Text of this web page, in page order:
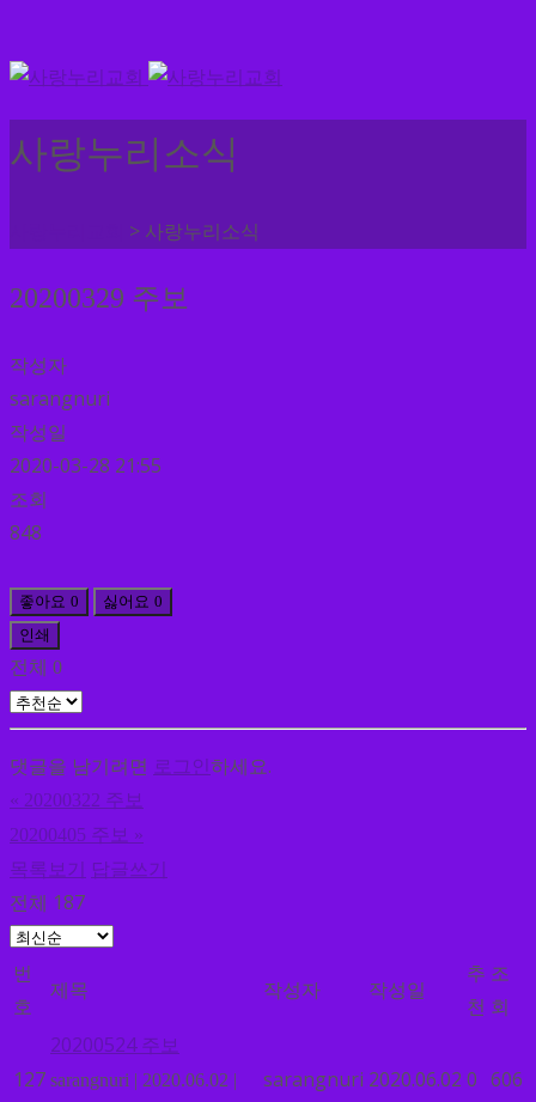
사랑누리소식
> 사랑누리소식
20200329 주보
작성자
sarangnuri
작성일
2020-03-28 21:55
조회
848
좋아요 0 싫어요 0
인쇄
전체 0
댓글을 남기려면 로그인하세요.
« 20200322 주보
20200405 주보 »
목록보기 답글쓰기
전체 187
번
호
제목 작성자 작성일
추
천
조
회
127
20200524 주보
sarangnuri | 2020.06.02 |
sarangnuri 2020.06.02 0 606